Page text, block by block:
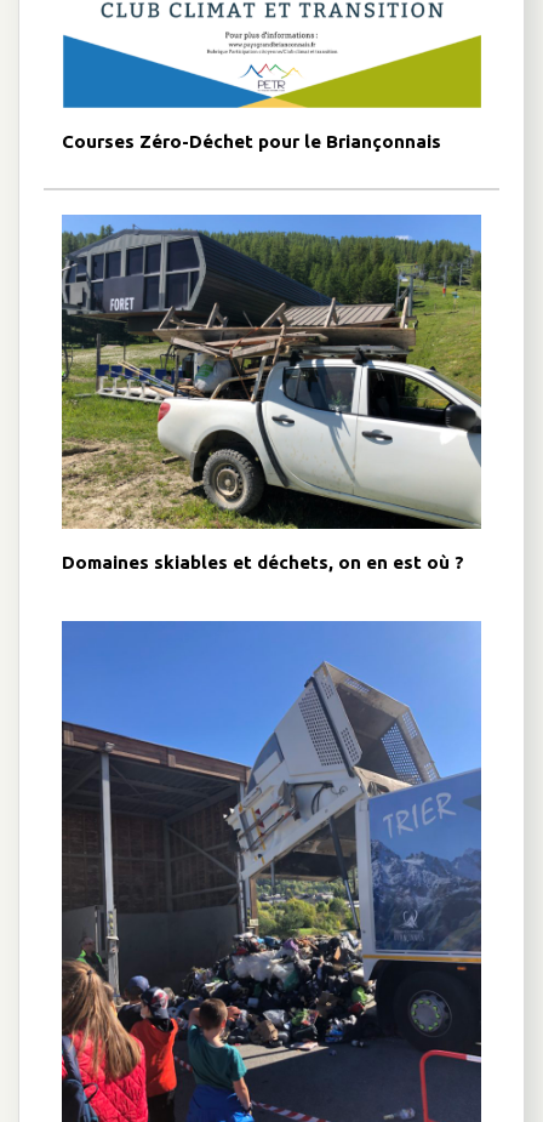
Courses Zéro-Déchet pour le Briançonnais
Domaines skiables et déchets, on en est où ?